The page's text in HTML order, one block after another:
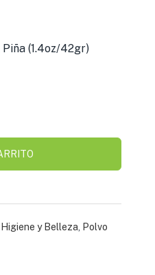
(1.4oz/42gr)
Higiene y Belleza
Polvo
Polvo Tadin Alpiste Molido
Polvo Tadin Linaza Mixta Fibra